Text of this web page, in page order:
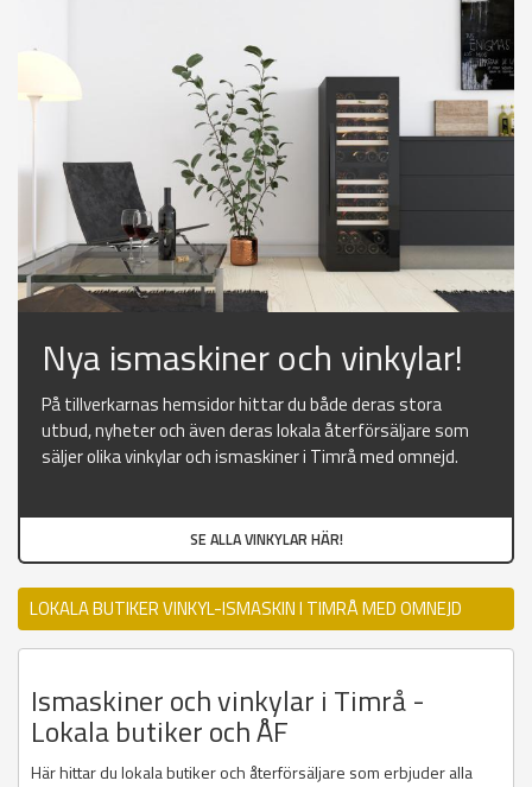
Nya ismaskiner och vinkylar!
På tillverkarnas hemsidor hittar du både deras stora
utbud, nyheter och även deras lokala återförsäljare som
säljer olika vinkylar och ismaskiner i Timrå med omnejd.
SE ALLA VINKYLAR HÄR!
LOKALA BUTIKER VINKYL-ISMASKIN I TIMRÅ MED OMNEJD
Ismaskiner och vinkylar i Timrå -
Lokala butiker och ÅF
Här hittar du lokala butiker och återförsäljare som erbjuder alla